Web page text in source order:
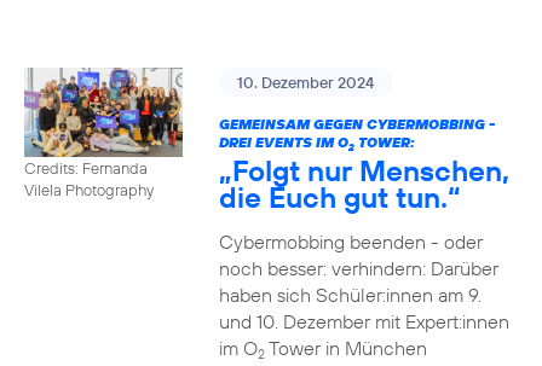
Credits: Fernanda
Vilela Photography
10. Dezember 2024
GEMEINSAM GEGEN CYBERMOBBING -
DREI EVENTS IM O2TOWER:
„Folgt nur Menschen,
die Euch gut tun.“
Cybermobbing beenden - oder
noch besser: verhindern: Darüber
haben sich Schüler:innen am 9.
und 10. Dezember mit Expert:innen
im O2Tower in München